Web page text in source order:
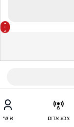
צבע אדום אישי